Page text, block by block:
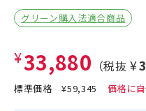
グリーン購入法適合商品
¥33,880 （税抜
標準価格¥59,345